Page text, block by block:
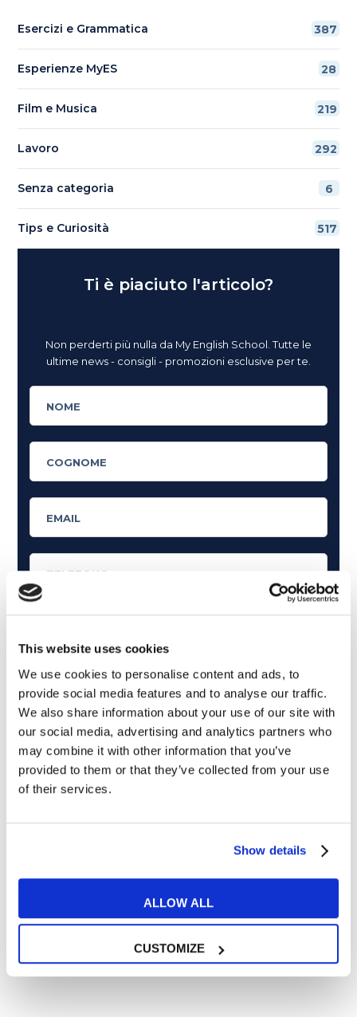
This website uses cookies
We use cookies to personalise content and ads, to
provide social media features and to analyse our traffic.
We also share information about your use of our site with
our social media, advertising and analytics partners who
may combine it with other information that you’ve
provided to them or that they’ve collected from your use
of their services.
Show details
ALLOW ALL
CUSTOMIZE
Esercizi e Grammatica 387
Esperienze MyES 28
Film e Musica 219
Lavoro 292
Senza categoria 6
Tips e Curiosità 517
Ti è piaciuto l'articolo?
Non perderti più nulla da My English School. Tutte le
ultime news - consigli - promozioni esclusive per te.
Cosa ti piace leggere?
Articoli dedicati alla grammatica inglese
Articoli dedicati a inglese nel mondo del lavoro
Articoli con tips e new sulla lingua inglese
Articoli divertenti su film e musica
In quanto di età superiore ai 16 anni, dichiaro di acconsentire
all’informativa privacy.
Desidero ricevere comunicazioni commerciali e promozionali
** le sedi contrassegnate con * offrono sempre solo corsi online